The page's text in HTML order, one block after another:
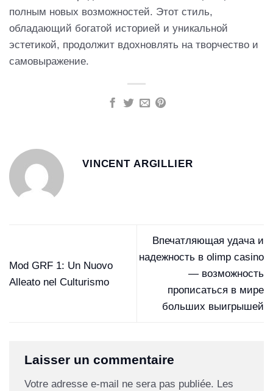
полным новых возможностей. Этот стиль,
обладающий богатой историей и уникальной
эстетикой, продолжит вдохновлять на творчество и
самовыражение.
VINCENT ARGILLIER
Mod GRF 1: Un Nuovo
Alleato nel Culturismo
Впечатляющая удача и
надежность в olimp casino
— возможность
прописаться в мире
больших выигрышей
Laisser un commentaire
Votre adresse e-mail ne sera pas publiée. Les